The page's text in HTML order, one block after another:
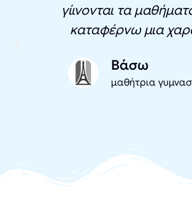
γίινονται τα
καταφέρνω μια
Βάσω
μαθήτρια